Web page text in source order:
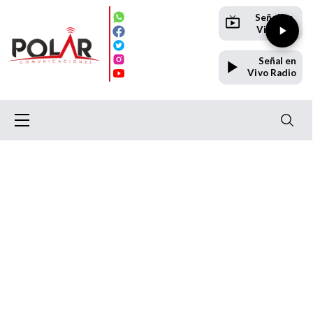
Señal en
Vivo TV
Señal en
Vivo Radio